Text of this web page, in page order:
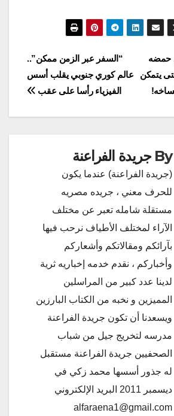
“السفر عبر الزمن ممكن”..
عالم كوري جنوبي يقلب أسس
الفيزياء رأسا على عقب
حمضه
يتمكن
By جريدة الفراعنة
(جريدة الفراعنة) عندما يكون
للحرف معني ، جريده مصريه
مستقلة شامله تعبر عن مختلف
الآراء لمختلف الأطياف نرحب فيها
بآرائكم ومقالاتكم وأشعاركم
وأخباركم ، نقدم خدمه إخباريه ثرية
لدينا عدد كبير من المراسلين
المميزين و نخبه من الكتاب البارزين
ويسعدنا أن تكون جريدة الفراعنة
مدرسه لتخريج جيل من شباب
الصحفيين جريدة الفراعنة مستقبل
له جذور أسسها محمد زكي في
ديسمبر 2011 البريد الإلكتروني
alfaraena1@gmail.com